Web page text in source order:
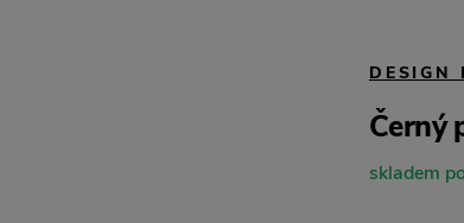
DESIGN
Černý
skladem